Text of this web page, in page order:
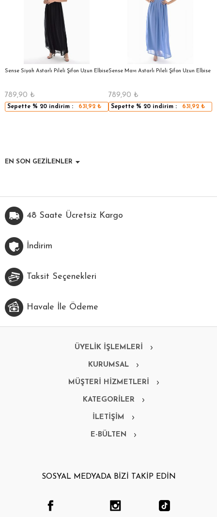
Sense Siyah Astarlı Pileli Şifon Uzun Elbise
789,90 ₺
Sepette % 20 indirim : 631,92₺
Sense Mavı Astarlı Pileli Şifon Uzun Elbise
789,90 ₺
Sepette % 20 indirim : 631,92₺
EN SON GEZİLENLER
48 Saate Ücretsiz Kargo
İndirim
Taksit Seçenekleri
Havale İle Ödeme
ÜYELİK İŞLEMLERİ
KURUMSAL
MÜŞTERİ HİZMETLERİ
KATEGORİLER
İLETİŞİM
E-BÜLTEN
SOSYAL MEDYADA BİZİ TAKİP EDİN